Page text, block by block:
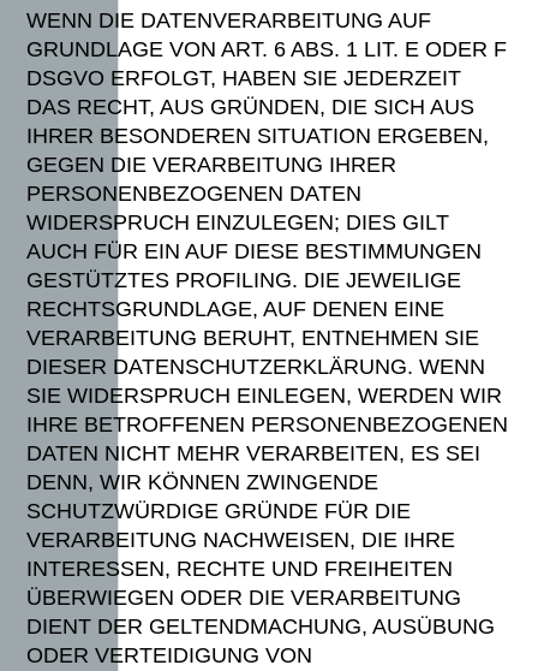
WENN DIE DATENVERARBEITUNG AUF
GRUNDLAGE VON ART. 6 ABS. 1 LIT. E ODER F
DSGVO ERFOLGT, HABEN SIE JEDERZEIT
DAS RECHT, AUS GRÜNDEN, DIE SICH AUS
IHRER BESONDEREN SITUATION ERGEBEN,
GEGEN DIE VERARBEITUNG IHRER
PERSONENBEZOGENEN DATEN
WIDERSPRUCH EINZULEGEN; DIES GILT
AUCH FÜR EIN AUF DIESE BESTIMMUNGEN
GESTÜTZTES PROFILING. DIE JEWEILIGE
RECHTSGRUNDLAGE, AUF DENEN EINE
VERARBEITUNG BERUHT, ENTNEHMEN SIE
DIESER DATENSCHUTZERKLÄRUNG. WENN
SIE WIDERSPRUCH EINLEGEN, WERDEN WIR
IHRE BETROFFENEN PERSONENBEZOGENEN
DATEN NICHT MEHR VERARBEITEN, ES SEI
DENN, WIR KÖNNEN ZWINGENDE
SCHUTZWÜRDIGE GRÜNDE FÜR DIE
VERARBEITUNG NACHWEISEN, DIE IHRE
INTERESSEN, RECHTE UND FREIHEITEN
ÜBERWIEGEN ODER DIE VERARBEITUNG
DIENT DER GELTENDMACHUNG, AUSÜBUNG
ODER VERTEIDIGUNG VON